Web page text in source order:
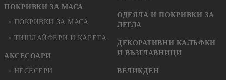
ПОКРИВКИ ЗА МАСА
ПОКРИВКИ ЗА МАСА
ТИШЛАЙФЕРИ И КАРЕТА
АКСЕСОАРИ
НЕСЕСЕРИ
ОДЕЯЛА И ПОКРИВКИ ЗА
ЛЕГЛА
ДЕКОРАТИВНИ КАЛЪФКИ
И ВЪЗГЛАВНИЦИ
ВЕЛИКДЕН